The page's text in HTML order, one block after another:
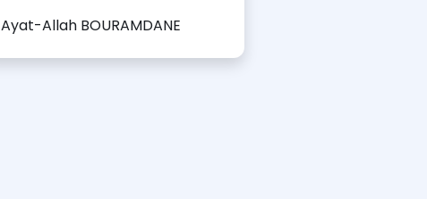
Ayat-Allah BOURAMDANE